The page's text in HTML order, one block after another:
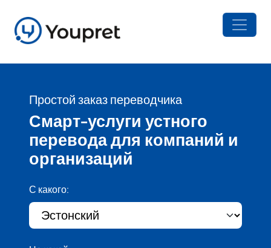
Простой заказ переводчика
Смарт-услуги устного
перевода для компаний и
организаций
С какого: